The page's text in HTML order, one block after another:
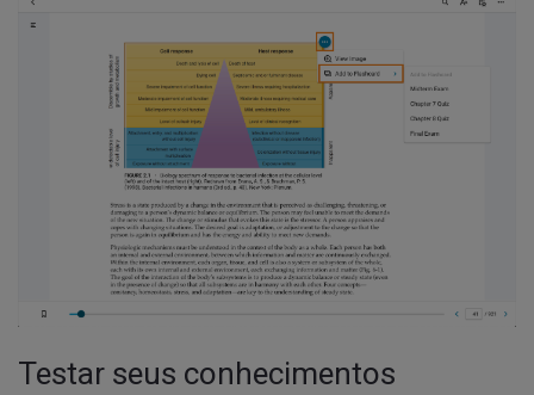
Testar seus conhecimentos